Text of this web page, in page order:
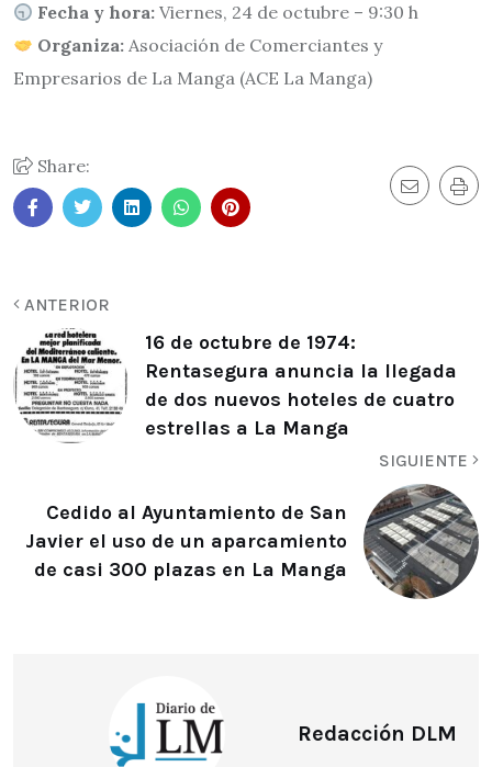
Fecha y hora: Viernes, 24 de octubre – 9:30 h
Organiza: Asociación de Comerciantes y
Empresarios de La Manga (ACE La Manga)
Share:
ANTERIOR
16 de octubre de 1974:
Rentasegura anuncia la llegada
de dos nuevos hoteles de cuatro
estrellas a La Manga
SIGUIENTE
Cedido al Ayuntamiento de San
Javier el uso de un aparcamiento
de casi 300 plazas en La Manga
Redacción DLM